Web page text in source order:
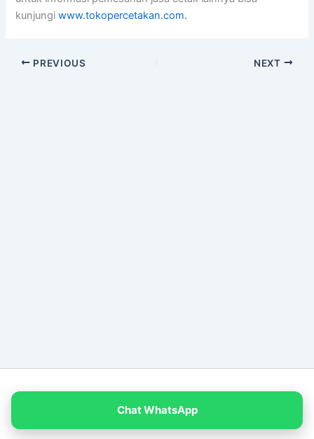
kunjungiwww.tokopercetakan.com.
PREVIOUS NEXT
Chat WhatsApp